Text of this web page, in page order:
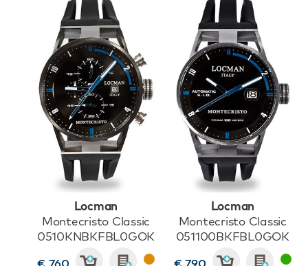
Locman
Montecristo Classic
0510KNBKFBL0GOK
€ 760
Locman
Montecristo Classic
051100BKFBL0GOK
€ 790